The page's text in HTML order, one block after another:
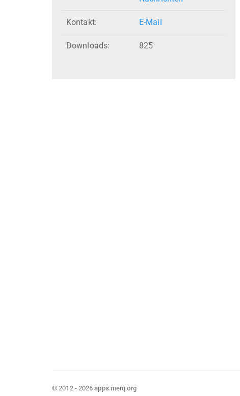
Kontakt: E-Mail
Downloads: 825
© 2012 - 2026 apps.merq.org